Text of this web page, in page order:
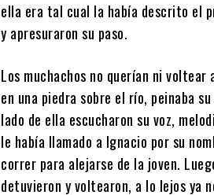
ella era tal cual la había descrito el
y apresuraron su paso.
Los muchachos no querían ni
en una piedra sobre el río, peinaba
lado de ella escucharon su voz,
le había llamado a Ignacio por su
correr para alejarse de la joven.
detuvieron y voltearon, a lo lejos ya